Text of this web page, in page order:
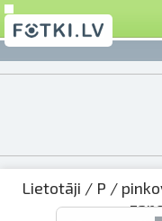
Lietotāji / P /